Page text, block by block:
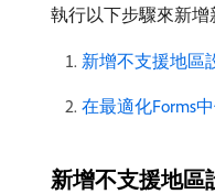
執行以下步驟來新增
新增不支援地區
在最適化Forms
新增不支援地區